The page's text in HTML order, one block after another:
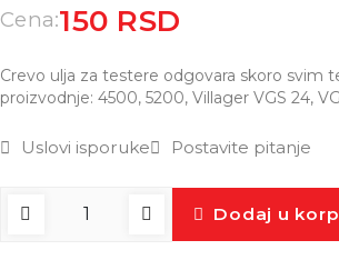
Cena:150 RSD
Crevo ulja za testere odgovara skoro svim
proizvodnje: 4500, 5200, Villager VGS 24,
Uslovi isporuke Postavite pitanje
Dodaj u